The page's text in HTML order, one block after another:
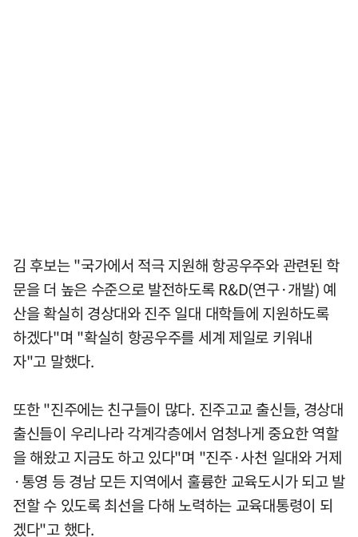
김 후보는 "국가에서 적극 지원해 항공우주와 관련된 학
문을 더 높은 수준으로 발전하도록 R&D(연구·개발) 예
산을 확실히 경상대와 진주 일대 대학들에 지원하도록
하겠다"며 "확실히 항공우주를 세계 제일로 키워내
자"고 말했다.
또한 "진주에는 친구들이 많다. 진주고교 출신들, 경상대
출신들이 우리나라 각계각층에서 엄청나게 중요한 역할
을 해왔고 지금도 하고 있다"며 "진주·사천 일대와 거제
·통영 등 경남 모든 지역에서 훌륭한 교육도시가 되고 발
전할 수 있도록 최선을 다해 노력하는 교육대통령이 되
겠다"고 했다.